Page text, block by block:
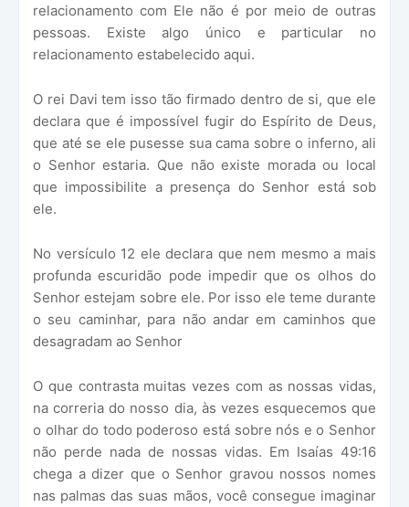
relacionamento com Ele não é por meio de outras
pessoas. Existe algo único e particular no
relacionamento estabelecido aqui.
O rei Davi tem isso tão firmado dentro de si, que ele
declara que é impossível fugir do Espírito de Deus,
que até se ele pusesse sua cama sobre o inferno, ali
o Senhor estaria. Que não existe morada ou local
que impossibilite a presença do Senhor está sob
ele.
No versículo 12 ele declara que nem mesmo a mais
profunda escuridão pode impedir que os olhos do
Senhor estejam sobre ele. Por isso ele teme durante
o seu caminhar, para não andar em caminhos que
desagradam ao Senhor
O que contrasta muitas vezes com as nossas vidas,
na correria do nosso dia, às vezes esquecemos que
o olhar do todo poderoso está sobre nós e o Senhor
não perde nada de nossas vidas. Em Isaías 49:16
chega a dizer que o Senhor gravou nossos nomes
nas palmas das suas mãos, você consegue imaginar